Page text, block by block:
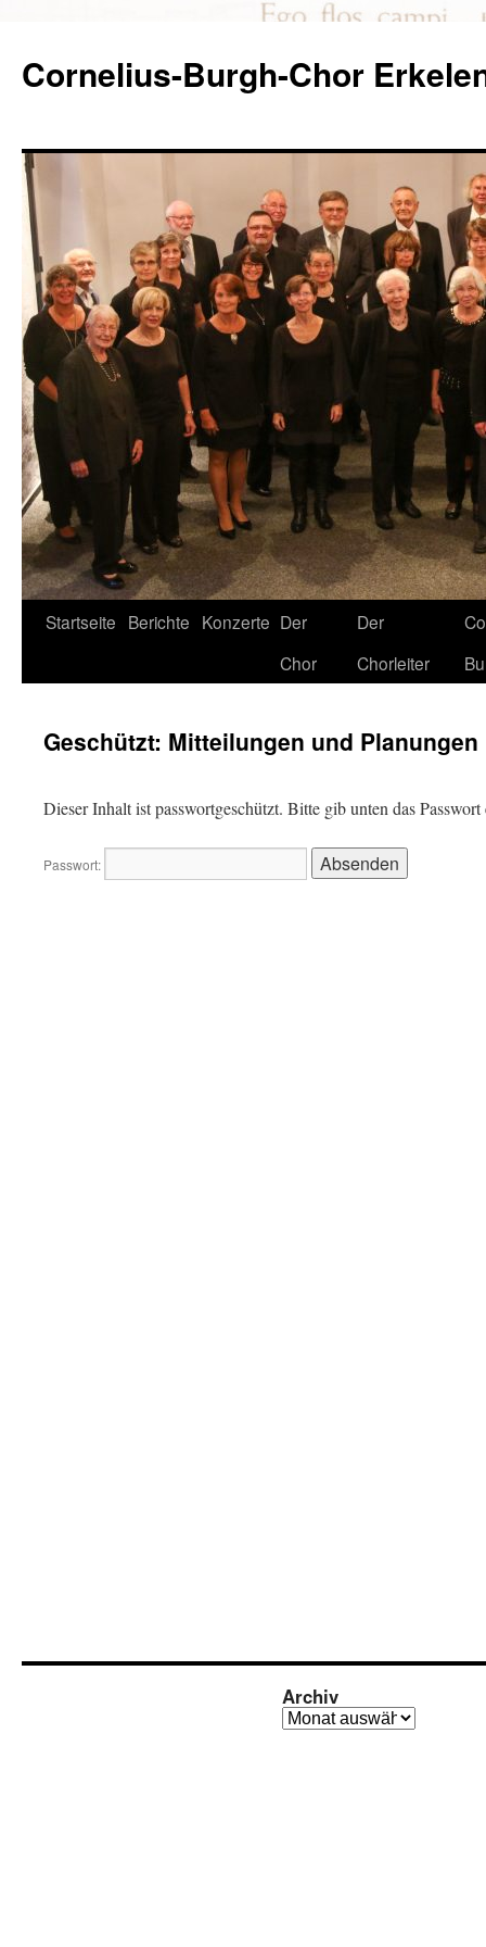
springen
Cornelius-Burgh-Chor
Startseite Berichte Konzerte Der
Chor
Der
Chorleiter
Geschützt: Mitteilungen und Planungen
Dieser Inhalt ist passwortgeschützt. Bitte gib unten das
Passwort:
Archiv
Archiv